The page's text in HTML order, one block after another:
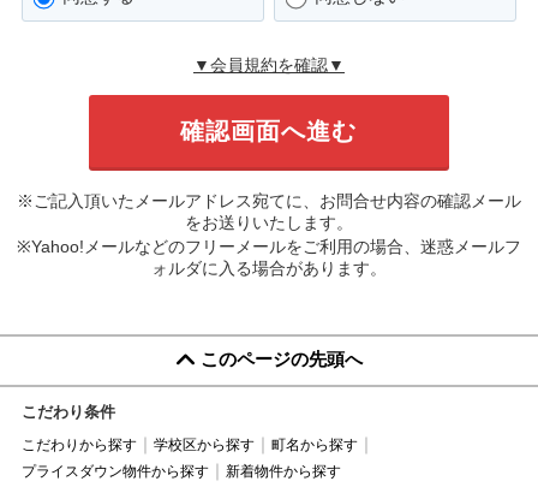
▼会員規約を確認▼
※ご記入頂いたメールアドレス宛てに、お問合せ内容の確認メール
をお送りいたします。
※Yahoo!メールなどのフリーメールをご利用の場合、迷惑メールフ
ォルダに入る場合があります。
このページの先頭へ
こだわり条件
こだわりから探す 学校区から探す
町名から探す
プライスダウン物件から探す
新着物件から探す